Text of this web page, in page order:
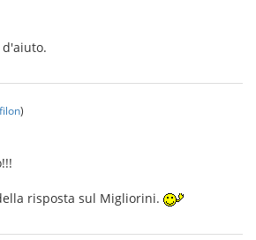
)
risposta sul Migliorini.